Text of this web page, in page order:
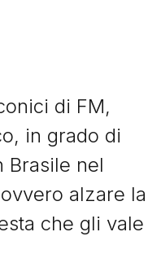
di FM,
in grado di
Brasile nel
alzare la
che gli vale
Costanzo, il
perfetto
di
assoluto in
2001, Franco
destinato a
mondiale. La realtà